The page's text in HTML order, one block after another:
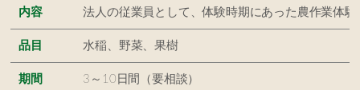
内容 法人の従業員として、体験時期にあった農作業体験
品目 水稲、野菜、果樹
期間 3～10日間（要相談）